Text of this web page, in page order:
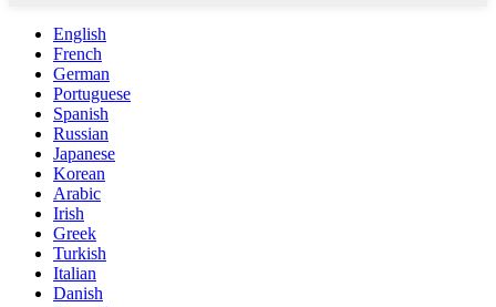
English
French
German
Portuguese
Spanish
Russian
Japanese
Korean
Arabic
Irish
Greek
Turkish
Italian
Danish